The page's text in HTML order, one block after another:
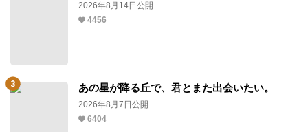
2026年8月14日公開
4456
あの星が降る丘で、君とまた出会いたい。
2026年8月7日公開
6404